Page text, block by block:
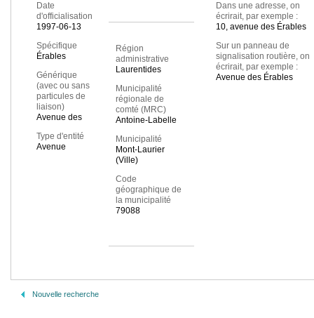
Date
d'officialisation
1997-06-13
Spécifique
Érables
Générique
(avec ou sans
particules de
liaison)
Avenue des
Type d'entité
Avenue
Région
administrative
Laurentides
Municipalité
régionale de
comté (MRC)
Antoine-Labelle
Municipalité
Mont-Laurier
(Ville)
Code
géographique de
la municipalité
79088
Dans une adresse, on
écrirait, par exemple :
10, avenue des Érables
Sur un panneau de
signalisation routière, on
écrirait, par exemple :
Avenue des Érables
Nouvelle recherche